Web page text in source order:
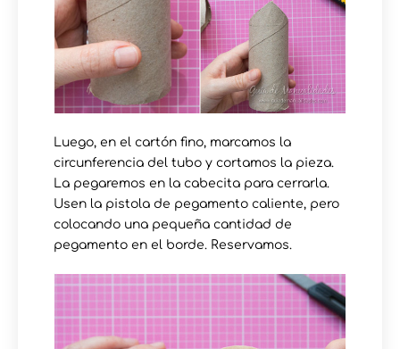
Luego, en el cartón fino, marcamos la
circunferencia del tubo y cortamos la pieza.
La pegaremos en la cabecita para cerrarla.
Usen la pistola de pegamento caliente, pero
colocando una pequeña cantidad de
pegamento en el borde. Reservamos.